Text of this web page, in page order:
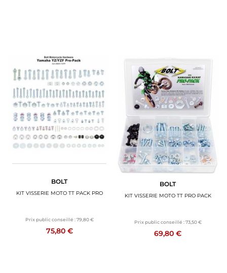
BOLT
KIT VISSERIE MOTO TT PACK PRO
Prix public conseillé : 79,80 €
75,80 €
BOLT
KIT VISSERIE MOTO TT PRO PACK
Prix public conseillé : 73,50 €
69,80 €